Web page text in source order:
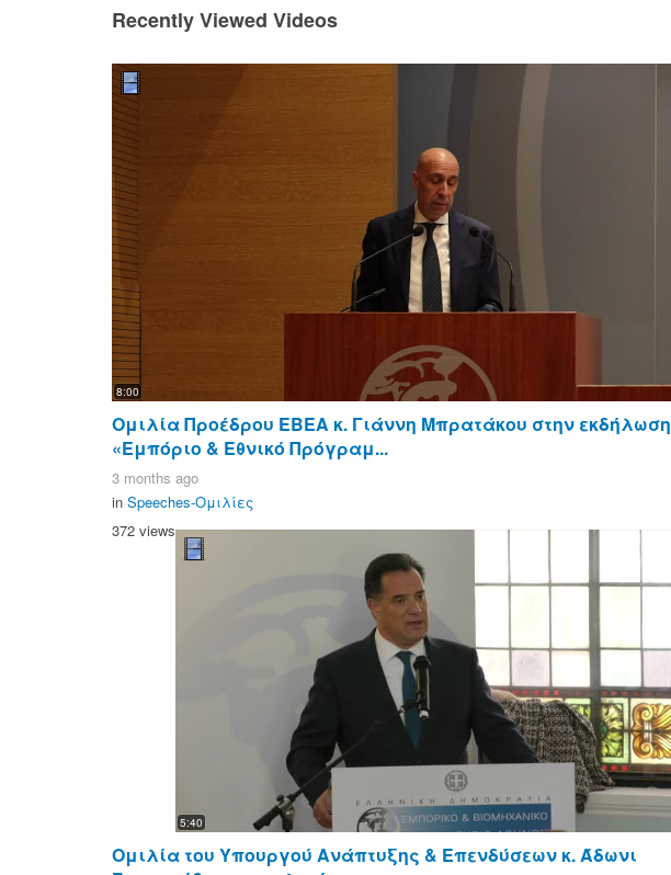
Recently Viewed Videos
8:00
Ομιλία Προέδρου ΕΒΕΑ κ. Γιάννη Μπρατάκου στην εκδήλωση
«Εμπόριο & Εθνικό Πρόγραμ...
3 months ago
in Speeches-Ομιλίες
372 views
5:40
Ομιλία του Υπουργού Ανάπτυξης & Επενδύσεων κ. Άδωνι